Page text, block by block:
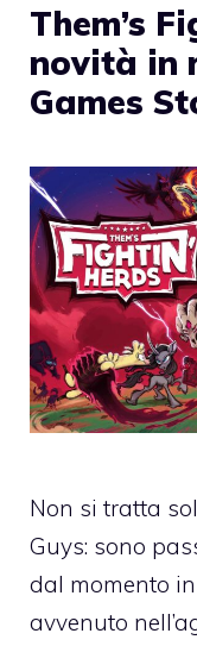
Them’s
novità in
Games
Non si tratta
Guys: sono
dal momento
avvenuto